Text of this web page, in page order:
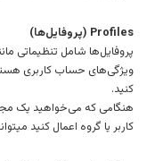
Profiles (پروفایل‌ها)
پروفایل‌ها شامل تنظیماتی
ویژگی‌های حساب کاربری هستند
کنید.
هنگامی که می‌خواهید یک
کاربر یا گروه اعمال کنید